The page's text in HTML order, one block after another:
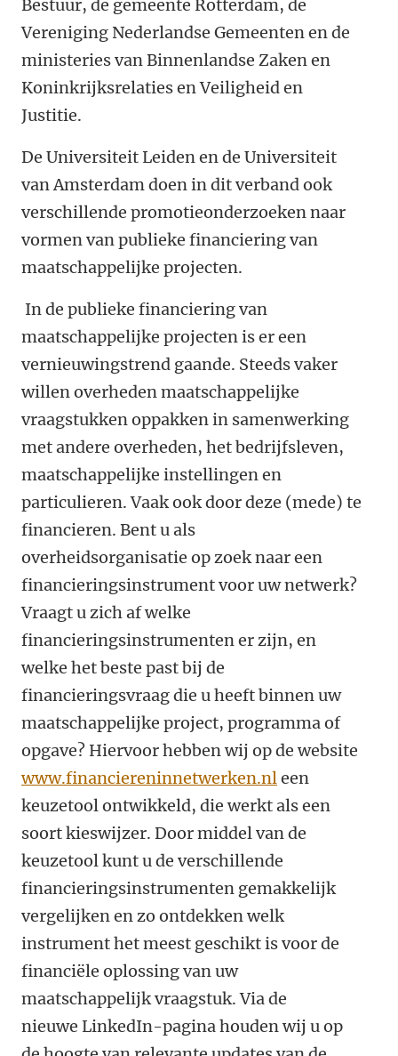
Bestuur, de gemeente Rotterdam, de
Vereniging Nederlandse Gemeenten en de
ministeries van Binnenlandse Zaken en
Koninkrijksrelaties en Veiligheid en
Justitie.
De Universiteit Leiden en de Universiteit
van Amsterdam doen in dit verband ook
verschillende promotieonderzoeken naar
vormen van publieke financiering van
maatschappelijke projecten.
In de publieke financiering van
maatschappelijke projecten is er een
vernieuwingstrend gaande. Steeds vaker
willen overheden maatschappelijke
vraagstukken oppakken in samenwerking
met andere overheden, het bedrijfsleven,
maatschappelijke instellingen en
particulieren. Vaak ook door deze (mede) te
financieren. Bent u als
overheidsorganisatie op zoek naar een
financieringsinstrument voor uw netwerk?
Vraagt u zich af welke
financieringsinstrumenten er zijn, en
welke het beste past bij de
financieringsvraag die u heeft binnen uw
maatschappelijke project, programma of
opgave? Hiervoor hebben wij op de website
www.financiereninnetwerken.nleen
keuzetool ontwikkeld, die werkt als een
soort kieswijzer. Door middel van de
keuzetool kunt u de verschillende
financieringsinstrumenten gemakkelijk
vergelijken en zo ontdekken welk
instrument het meest geschikt is voor de
financiële oplossing van uw
maatschappelijk vraagstuk. Via de
nieuwe LinkedIn-pagina houden wij u op